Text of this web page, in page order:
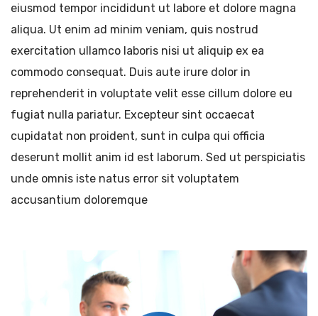
eiusmod tempor incididunt ut labore et dolore magna
aliqua. Ut enim ad minim veniam, quis nostrud
exercitation ullamco laboris nisi ut aliquip ex ea
commodo consequat. Duis aute irure dolor in
reprehenderit in voluptate velit esse cillum dolore eu
fugiat nulla pariatur. Excepteur sint occaecat
cupidatat non proident, sunt in culpa qui officia
deserunt mollit anim id est laborum. Sed ut perspiciatis
unde omnis iste natus error sit voluptatem
accusantium doloremque